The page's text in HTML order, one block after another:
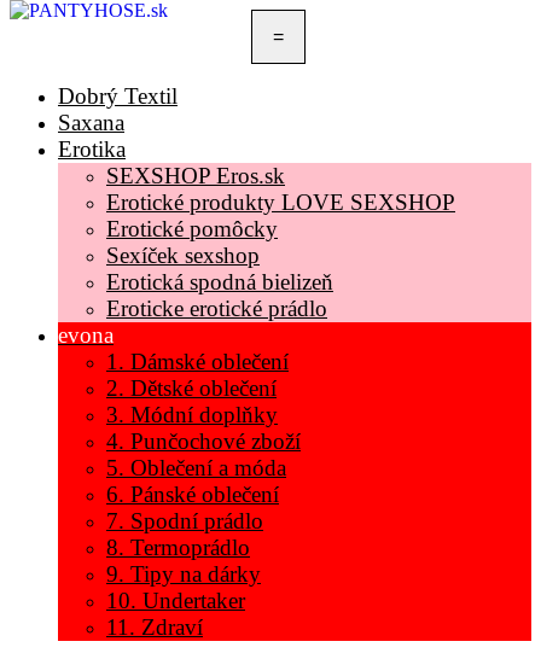
=
Dobrý Textil
Saxana
Erotika
SEXSHOP Eros.sk
Erotické produkty LOVE SEXSHOP
Erotické pomôcky
Sexíček sexshop
Erotická spodná bielizeň
Eroticke erotické prádlo
evona
1. Dámské oblečení
2. Dětské oblečení
3. Módní doplňky
4. Punčochové zboží
5. Oblečení a móda
6. Pánské oblečení
7. Spodní prádlo
8. Termoprádlo
9. Tipy na dárky
10. Undertaker
11. Zdraví